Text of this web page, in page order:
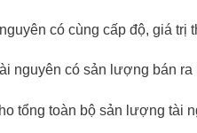
có cùng cấp độ, giá trị
nguyên có sản lượng bán
tổng toàn bộ sản lượng tài